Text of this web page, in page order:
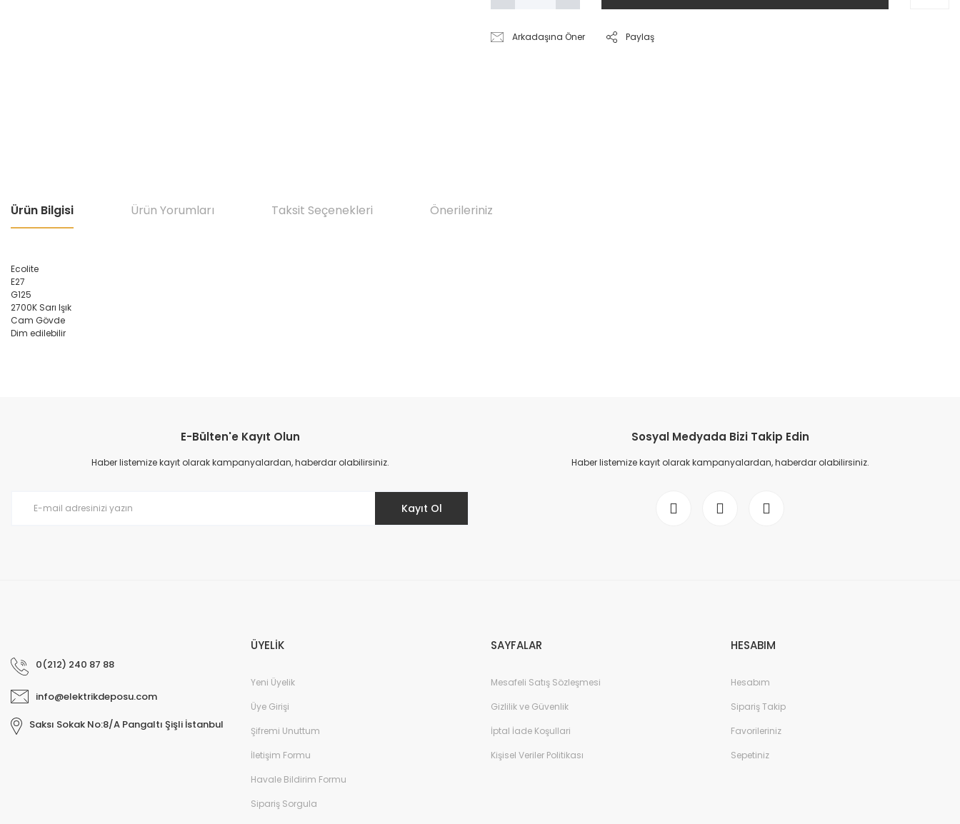
Arkadaşına Öner Paylaş
Ürün Bilgisi Ürün Yorumları Taksit Seçenekleri Önerileriniz
Ecolite
E27
G125
2700K Sarı Işık
Cam Gövde
Dim edilebilir
Ürün resmi kalitesiz, bozuk veya görüntülenemiyor.
Ürün açıklamasında eksik bilgiler bulunuyor.
E-Bülten'e Kayıt Olun
Haber listemize kayıt olarak kampanyalardan, haberdar olabilirsiniz.
Kayıt Ol
Sosyal Medyada Bizi Takip Edin
Haber listemize kayıt olarak kampanyalardan, haberdar olabilirsiniz.
0(212) 240 87 88
info@elektrikdeposu.com
Saksı Sokak No:8/A Pangaltı Şişli İstanbul
ÜYELİK
Yeni Üyelik
Üye Girişi
Şifremi Unuttum
İletişim Formu
Havale Bildirim Formu
Sipariş Sorgula
SAYFALAR
Mesafeli Satış Sözleşmesi
Gizlilik ve Güvenlik
İptal İade Koşullari
Kişisel Veriler Politikası
HESABIM
Hesabım
Sipariş Takip
Favorileriniz
Sepetiniz